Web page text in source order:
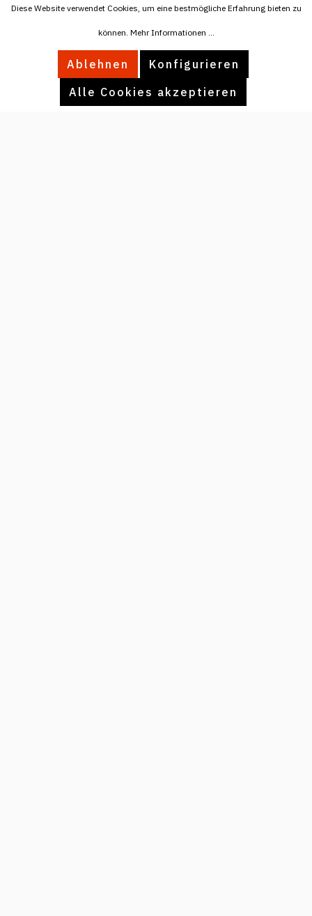
Mail:
info@ballaro.eu
Diese Website verwendet Cookies, um eine bestmögliche Erfahrung bieten zu
können. Mehr Informationen ...
Ablehnen
Konfigurieren
Alle Cookies akzeptieren